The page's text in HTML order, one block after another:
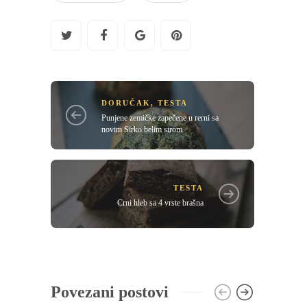
DORUČAK,TESTA
Punjene zemičke zapečene u rerni sa
novim Sirko belim sirom
TESTA
Crni hleb sa 4 vrste brašna
Povezani postovi